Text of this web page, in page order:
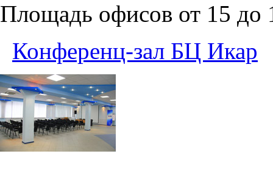
Площадь офисов от 15 до
Конференц-зал БЦ Икар